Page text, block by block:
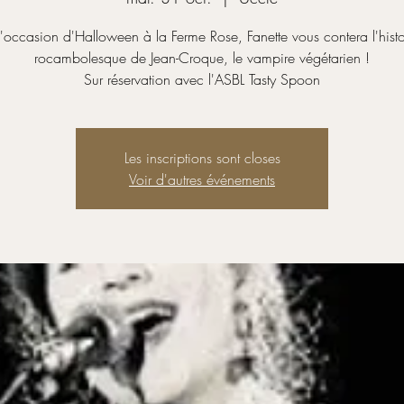
d'Halloween à la Ferme Rose, Fanette vous contera
rocambolesque de Jean-Croque, le vampire végétarien !
Sur réservation avec l'ASBL Tasty Spoon
Les inscriptions sont closes
Voir d'autres événements